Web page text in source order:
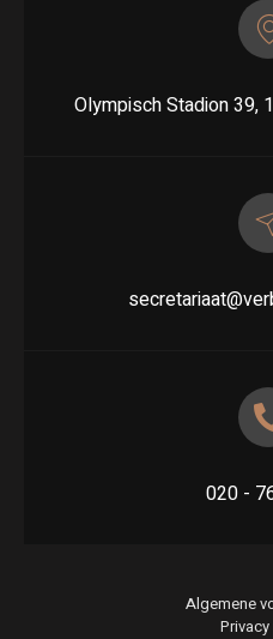
Olympisch Stadion 39,
020 -
Algemene